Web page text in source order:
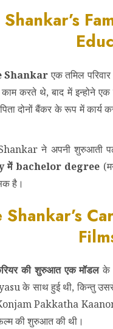
Shankar एक तमिल
करते थे, बाद में इन्होने
पिता दोनों बैंकर के रूप में
ने अपनी शुरुआती
में bachelor degree
है।
की शुरुआत एक मॉडलके
के साथ हुई थी, किन्तु
Pakkatha
की शुरुआत की थी।